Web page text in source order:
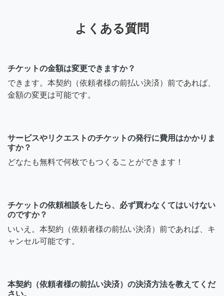
よくある質問
チケットの金額は変更できますか？
できます。本契約（依頼者様の前払い決済）前であれば、
金額の変更は可能です。
サービスやリクエストのチケットの発行に費用はかかりま
すか？
どなたも無料で何枚でもつくることができます！
チケットの依頼相談をしたら、必ず買わなくてはいけない
のですか？
いいえ。本契約（依頼者様の前払い決済）前であれば、キ
ャンセル可能です。
本契約（依頼者様の前払い決済）の決済方法を教えてくだ
さい。